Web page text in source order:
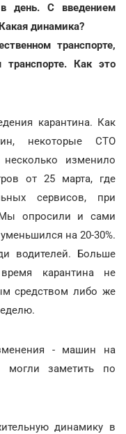
день. С введением
динамика?
транспорте,
Как это
карантина. Как
некоторые СТО
изменило
от 25 марта, где
сервисов, при
опросили и сами
на 20-30%.
водителей. Больше
карантина не
средством либо же
- машин на
могли заметить по
динамику в